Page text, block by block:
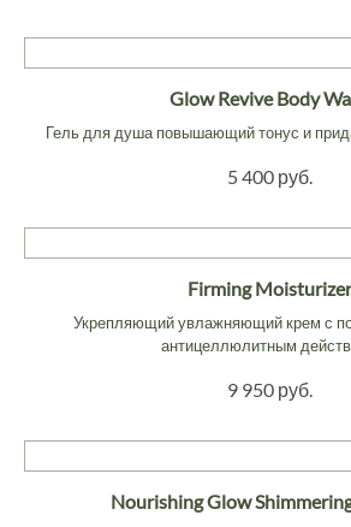
Glow Revive Body
Гель для душа повышающий тонус и
5 400 руб.
Firming Moisturizer
Укрепляющий увлажняющий крем с
антицеллюлитным
9 950 руб.
Nourishing Glow